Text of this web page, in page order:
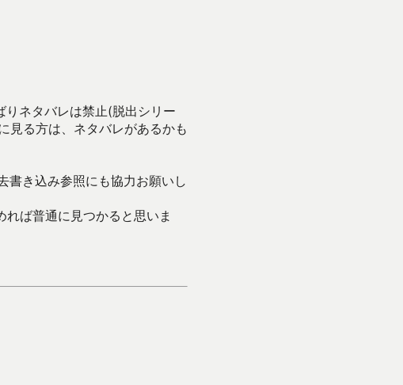
りネタバレは禁止(脱出シリー
見る方は、ネタバレがあるかも
書き込み参照にも協力お願いし
ば普通に見つかると思いま